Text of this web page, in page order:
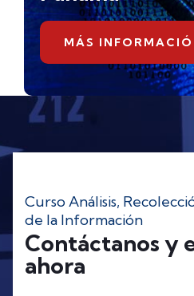
MÁS
Curso Análisis,
de la Información
Contáctanos y
ahora